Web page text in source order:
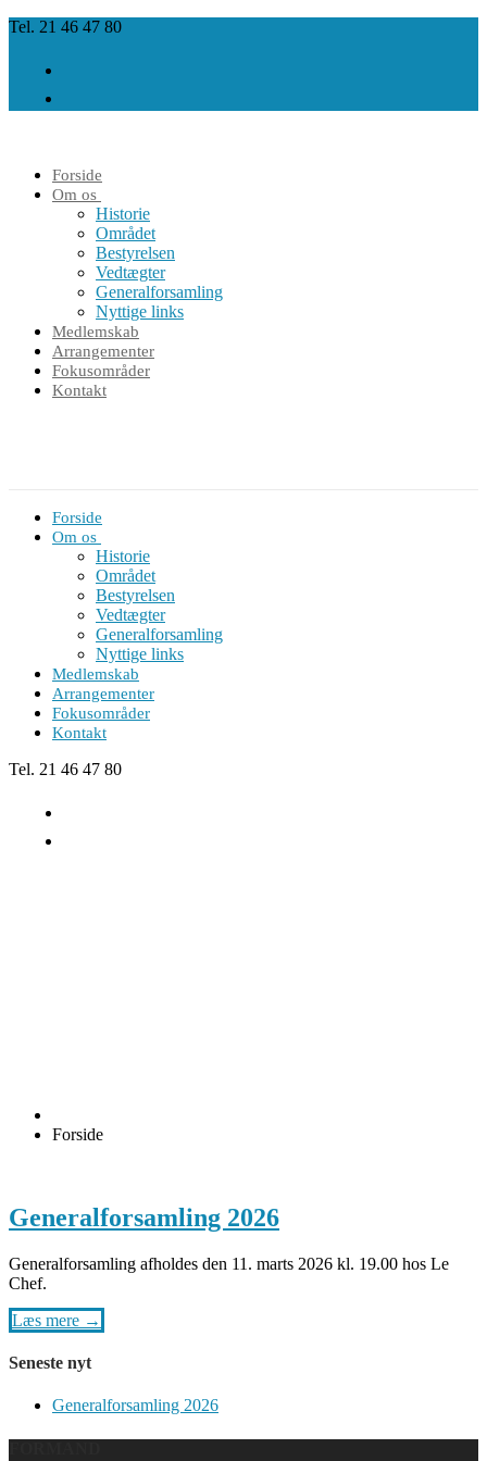
Spring
indhold
Menu
Luk
Tel. 21 46 47 80
Forside
Om os
Historie
Området
Bestyrelsen
Vedtægter
Generalforsamling
Nyttige links
Medlemskab
Arrangementer
Fokusområder
Kontakt
Forside
Om os
Historie
Området
Bestyrelsen
Vedtægter
Generalforsamling
Nyttige links
Medlemskab
Arrangementer
Fokusområder
Kontakt
Tel. 21 46 47 80
Forside
Generalforsamling 2026
Generalforsamling afholdes den 11. marts 2026 kl. 19.00 hos Le
Chef.
Læs mere →
Seneste nyt
Generalforsamling 2026